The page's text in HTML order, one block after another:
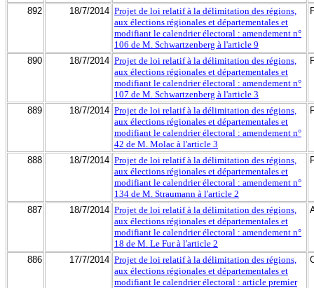
892 18/7/2014 Projet de loi relatif à la délimitation des régions,
aux élections régionales et départementales et
modifiant le calendrier électoral : amendement n°
106 de M. Schwartzenberg à l'article 9
890 18/7/2014 Projet de loi relatif à la délimitation des régions,
aux élections régionales et départementales et
modifiant le calendrier électoral : amendement n°
107 de M. Schwartzenberg à l'article 3
889 18/7/2014 Projet de loi relatif à la délimitation des régions,
aux élections régionales et départementales et
modifiant le calendrier électoral : amendement n°
42 de M. Molac à l'article 3
888 18/7/2014 Projet de loi relatif à la délimitation des régions,
aux élections régionales et départementales et
modifiant le calendrier électoral : amendement n°
134 de M. Straumann à l'article 2
887 18/7/2014 Projet de loi relatif à la délimitation des régions,
aux élections régionales et départementales et
modifiant le calendrier électoral : amendement n°
18 de M. Le Fur à l'article 2
886 17/7/2014 Projet de loi relatif à la délimitation des régions,
aux élections régionales et départementales et
modifiant le calendrier électoral : article premier